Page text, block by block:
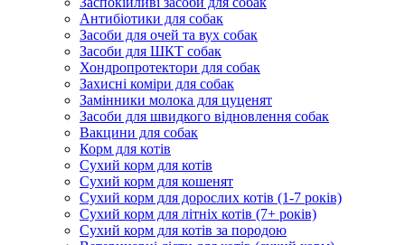
Антибіотики для собак
Засоби для очей та вух собак
Засоби для ШКТ собак
Хондропротектори для собак
Захисні коміри для собак
Замінники молока для цуценят
Засоби для швидкого відновлення собак
Вакцини для собак
Корм для котів
Сухий корм для котів
Сухий корм для кошенят
Сухий корм для дорослих котів (1-7 років)
Сухий корм для літніх котів (7+ років)
Сухий корм для котів за породою